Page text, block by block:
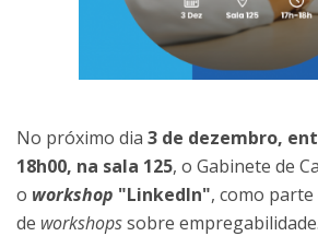
No próximo dia 3 de dezembro,
18h00, na sala 125, o Gabinete de
o workshop "LinkedIn", como parte
de workshopssobre empregabilidade.